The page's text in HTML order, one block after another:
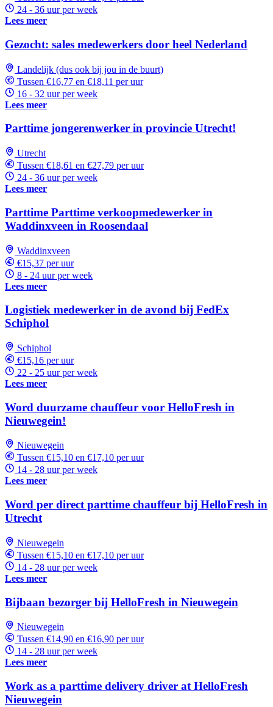
24 - 36 uur per week
Lees meer
Gezocht: sales medewerkers door heel Nederland
Landelijk (dus ook bij jou in de buurt)
Tussen €16,77 en €18,11 per uur
16 - 32 uur per week
Lees meer
Parttime jongerenwerker in provincie Utrecht!
Utrecht
Tussen €18,61 en €27,79 per uur
24 - 36 uur per week
Lees meer
Parttime Parttime verkoopmedewerker in
Waddinxveen in Roosendaal
Waddinxveen
€15,37 per uur
8 - 24 uur per week
Lees meer
Logistiek medewerker in de avond bij FedEx
Schiphol
Schiphol
€15,16 per uur
22 - 25 uur per week
Lees meer
Word duurzame chauffeur voor HelloFresh in
Nieuwegein!
Nieuwegein
Tussen €15,10 en €17,10 per uur
14 - 28 uur per week
Lees meer
Word per direct parttime chauffeur bij HelloFresh in
Utrecht
Nieuwegein
Tussen €15,10 en €17,10 per uur
14 - 28 uur per week
Lees meer
Bijbaan bezorger bij HelloFresh in Nieuwegein
Nieuwegein
Tussen €14,90 en €16,90 per uur
14 - 28 uur per week
Lees meer
Work as a parttime delivery driver at HelloFresh
Nieuwegein